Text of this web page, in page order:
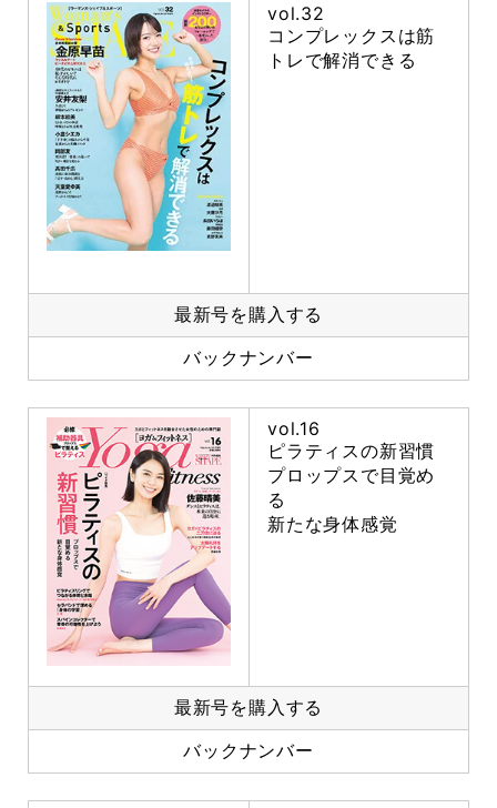
vol.32
コンプレックスは筋
トレで解消できる
最新号を購入する
バックナンバー
vol.16
ピラティスの新習慣
プロップスで目覚め
る
新たな身体感覚
最新号を購入する
バックナンバー